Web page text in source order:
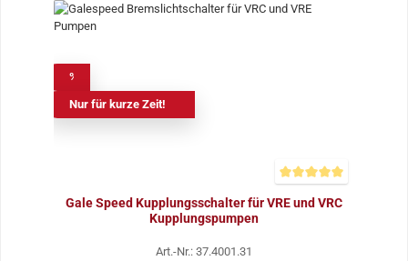
Nur für kurze Zeit!
Gale Speed Kupplungsschalter für VRE und VRC
Kupplungspumpen
Art.-Nr.: 37.4001.31